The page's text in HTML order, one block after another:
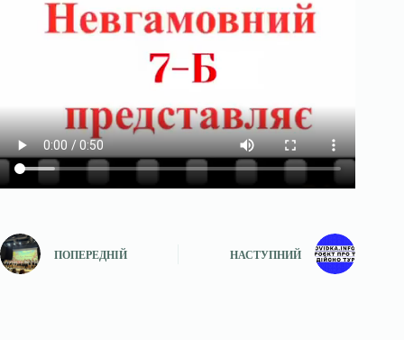
ПОПЕРЕДНІЙ НАСТУПНИЙ